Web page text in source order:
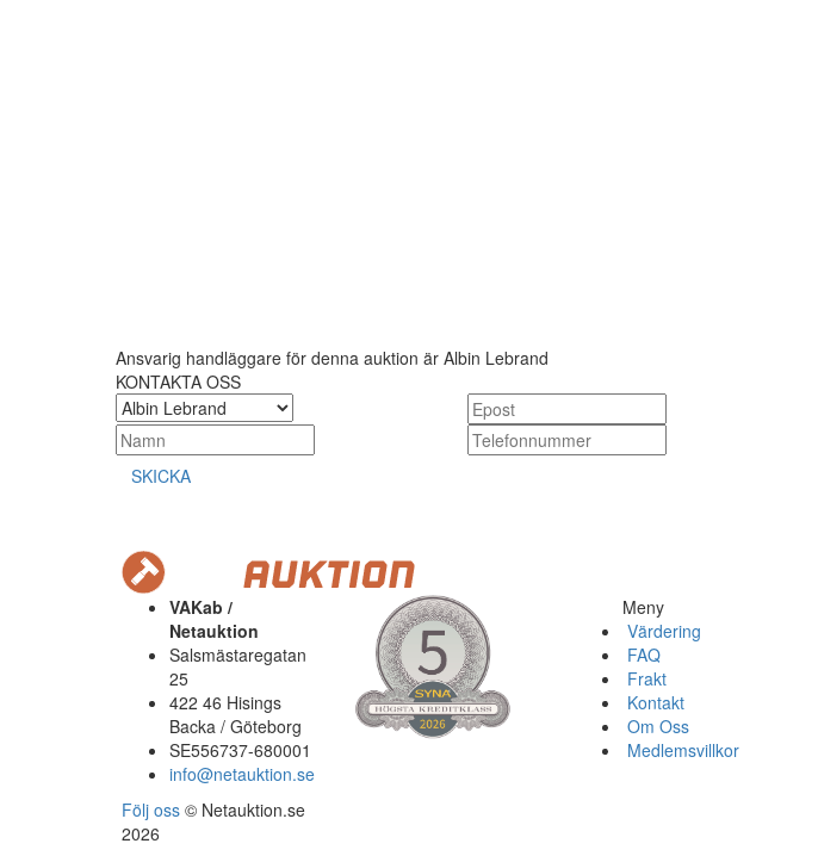
Ansvarig handläggare för denna auktion är Albin Lebrand
KONTAKTA OSS
SKICKA
VAKab /
Netauktion
Salsmästaregatan
25
422 46 Hisings
Backa / Göteborg
SE556737-680001
info@netauktion.se
Följ oss © Netauktion.se
2026
Meny
Värdering
FAQ
Frakt
Kontakt
Om Oss
Medlemsvillkor